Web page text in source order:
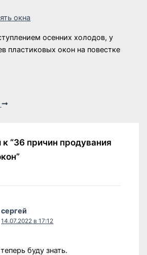
окна
осенних холодов, у
пластиковых окон на повестке
“36 причин продувания
сергей
14.07.2022 в 17:12
буду знать.